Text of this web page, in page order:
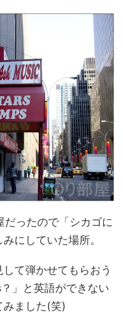
だったので「シカゴに
にしていた場所。
て弾かせてもらおう
」と英語ができない
みました(笑)